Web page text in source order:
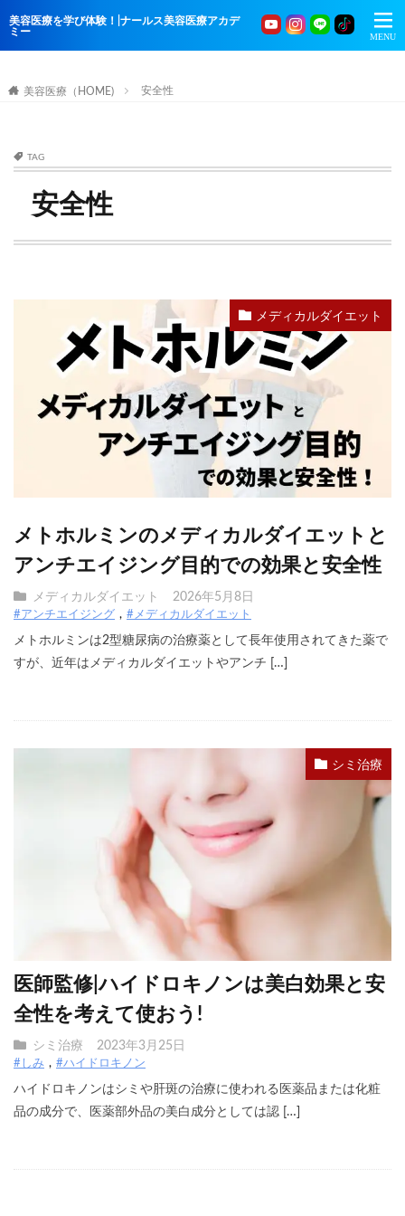
美容医療を学び体験！|ナールス美容医療アカデ
ミー
美容医療（HOME) 安全性
TAG
安全性
メディカルダイエット
メトホルミンのメディカルダイエットと
アンチエイジング目的での効果と安全性
メディカルダイエット 2026年5月8日
#アンチエイジング #メディカルダイエット
メトホルミンは2型糖尿病の治療薬として長年使用されてきた薬で
すが、近年はメディカルダイエットやアンチ […]
シミ治療
医師監修|ハイドロキノンは美白効果と安
全性を考えて使おう!
シミ治療 2023年3月25日
#しみ #ハイドロキノン
ハイドロキノンはシミや肝斑の治療に使われる医薬品または化粧
品の成分で、医薬部外品の美白成分としては認 […]